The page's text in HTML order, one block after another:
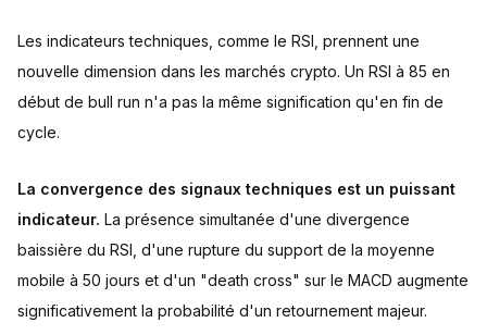
Les indicateurs techniques, comme le RSI, prennent une
nouvelle dimension dans les marchés crypto. Un RSI à 85 en
début de bull run n'a pas la même signification qu'en fin de
cycle.
La convergence des signaux techniques est un puissant
indicateur. La présence simultanée d'une divergence
baissière du RSI, d'une rupture du support de la moyenne
mobile à 50 jours et d'un "death cross" sur le MACD augmente
significativement la probabilité d'un retournement majeur.